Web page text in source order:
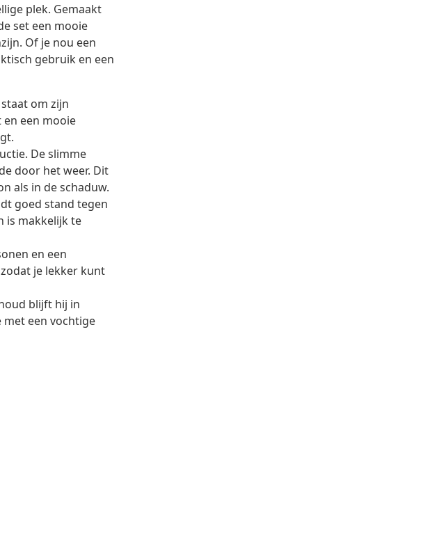
plek. Gemaakt
set een mooie
Of je nou een
gebruik en een
om zijn
een mooie
De slimme
door het weer. Dit
als in de schaduw.
goed stand tegen
is makkelijk te
en een
je lekker kunt
blijft hij in
een vochtige